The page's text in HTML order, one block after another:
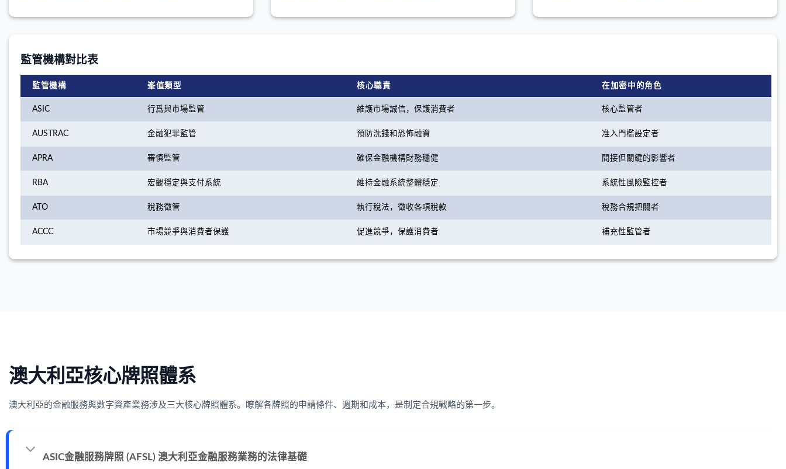
監管機構對比表
監管機構 峯值類型 核心職責 在加密中的角色
ASIC 行爲與市場監管 維護市場誠信，保護消費者 核心監管者
AUSTRAC 金融犯罪監管 預防洗錢和恐怖融資 准入門檻設定者
APRA 審慎監管 確保金融機構財務穩健 間接但關鍵的影響者
RBA 宏觀穩定與支付系統 維持金融系統整體穩定 系統性風險監控者
ATO 稅務徵管 執行稅法，徵收各項稅款 稅務合規把關者
ACCC 市場競爭與消費者保護 促進競爭，保護消費者 補充性監管者
澳大利亞核心牌照體系
澳大利亞的金融服務與數字資產業務涉及三大核心牌照體系。瞭解各牌照的申請條件、週期和成本，是制定合規戰略的第一步。
ASIC金融服務牌照 (AFSL) 澳大利亞金融服務業務的法律基礎